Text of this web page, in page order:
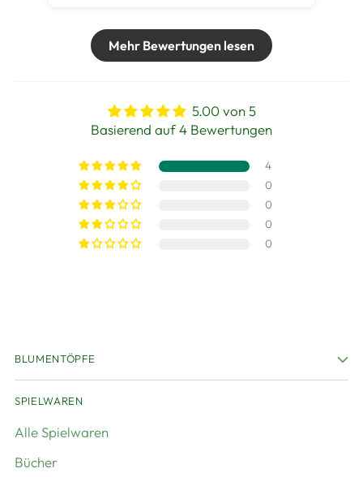
Mehr Bewertungen lesen
5.00 von 5
Basierend auf 4 Bewertungen
4
0
0
0
0
BLUMENTÖPFE
SPIELWAREN
Alle Spielwaren
Bücher